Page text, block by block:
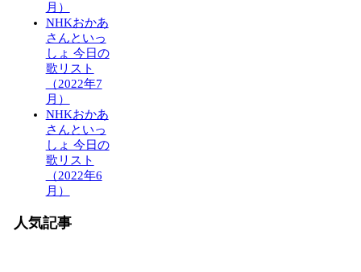
月）
NHKおかあ
さんといっ
しょ 今日の
歌リスト
（2022年7
月）
NHKおかあ
さんといっ
しょ 今日の
歌リスト
（2022年6
月）
人気記事